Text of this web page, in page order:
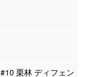
#10 栗林 ディフェン